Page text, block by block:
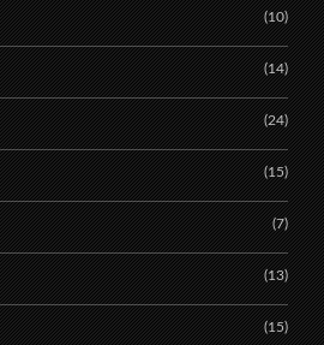
(10)
(14)
(24)
(15)
(7)
(13)
(15)